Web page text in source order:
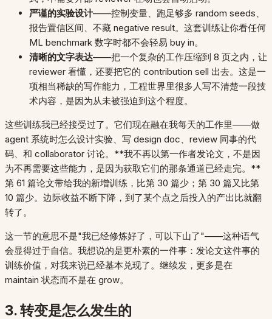
严谨的实验设计——控制变量、跑足够多 random seeds、
报告置信区间、不藏 negative result。这套训练让你看任何
ML benchmark 数字时都不会轻易 buy in。
清晰的文字表达——把一个复杂的工作压缩到 8 页之内，让
reviewer 看懂，还要把它的 contribution sell 出去。这是一
项相当稀缺的写作能力，工程世界里很多人写不清楚一段技
术内容，是因为从未被强迫到这个程度。
这些训练我已经接受过了。它们现在融在我每天的工作里——做
agent 系统时怎么设计实验、写 design doc、review 同事的代
码、和 collaborator 讨论。**我不再以第一作者发论文，不是因
为不再需要这些能力，是因为获取它们的那条通道已经走完。**
第 61 篇论文带给我的新增训练，比第 30 篇少；第 30 篇又比第
10 篇少。边际收益不断下降，到了某个点之后投入的产出比就翻
转了。
这一节的意思不是"我已经修炼好了，可以下山了"——这种语气
会显得过于自信。我想说的是更朴素的一件事：发论文这件事的
训练价值，对我来说已经基本兑现了。继续发，更多是在
maintain 状态而不是在 grow。
3. 转变是怎么发生的